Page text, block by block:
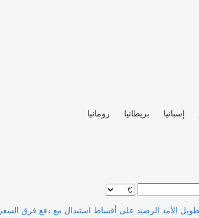
إسبانيا بريطانيا
رومانيا
الأمد الرصيد على أقساط استبدال مع دفع فرق السعر